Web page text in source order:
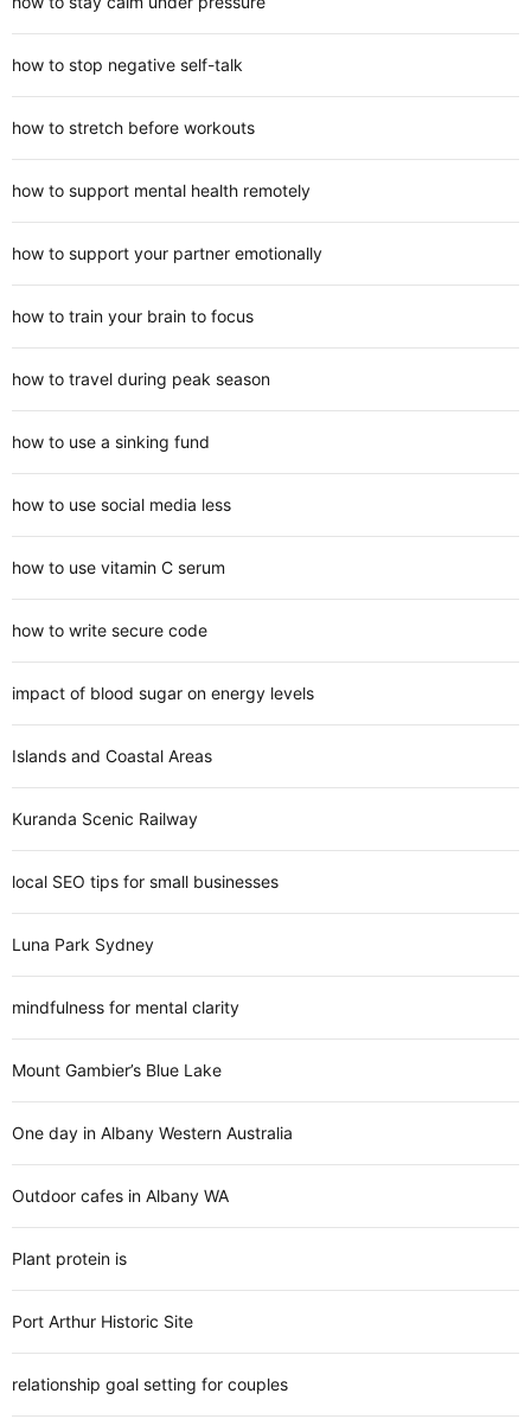
how to stop negative self-talk
how to stretch before workouts
how to support mental health remotely
how to support your partner emotionally
how to train your brain to focus
how to travel during peak season
how to use a sinking fund
how to use social media less
how to use vitamin C serum
how to write secure code
impact of blood sugar on energy levels
Islands and Coastal Areas
Kuranda Scenic Railway
local SEO tips for small businesses
Luna Park Sydney
mindfulness for mental clarity
Mount Gambier’s Blue Lake
One day in Albany Western Australia
Outdoor cafes in Albany WA
Plant protein is
Port Arthur Historic Site
relationship goal setting for couples